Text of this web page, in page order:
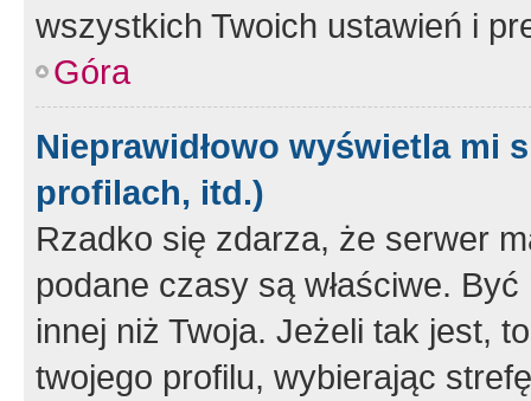
wszystkich Twoich ustawień i
Góra
Nieprawidłowo wyświetla mi
profilach, itd.)
Rzadko się zdarza, że serwer
podane czasy są właściwe.
innej niż Twoja. Jeżeli tak jest,
twojego profilu, wybierając